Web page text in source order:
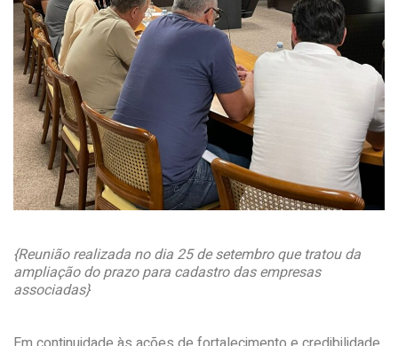
{Reunião realizada no dia 25 de setembro que tratou da
ampliação do prazo para cadastro das empresas
associadas}